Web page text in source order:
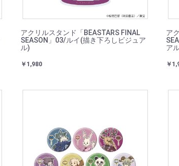
アクリルスタンド「BEASTARS FINAL
SEASON」03/ルイ(描き下ろしビジュア
ル)
￥1,980
ア
ア
￥